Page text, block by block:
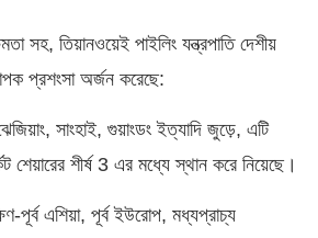
সহ, তিয়ানওয়েই পাইলিং যন্ত্রপাতি দেশীয়
প্রশংসা অর্জন করেছে:
সাংহাই, গুয়াংডং ইত্যাদি জুড়ে, এটি
শেয়ারের শীর্ষ 3 এর মধ্যে স্থান করে নিয়েছে।
পূর্ব এশিয়া, পূর্ব ইউরোপ, মধ্যপ্রাচ্য